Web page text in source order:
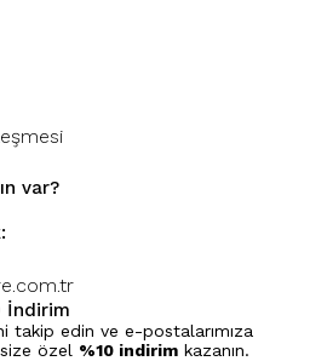
var?
İndirim
takip edin ve e-postalarımıza
özel %10 indirim kazanın.